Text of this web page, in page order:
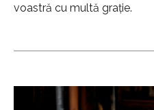
voastră cu multă grație.